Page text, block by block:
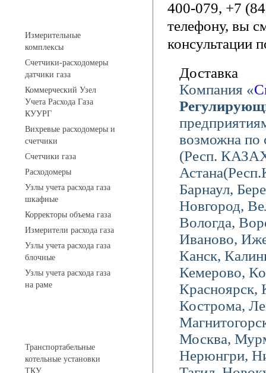
Измерительные
комплексы
Счетчики-расходомеры
датчики газа
Коммерческий Узел
Учета Расхода Газа
КУУРГ
Вихревые расходомеры и
счетчики
Счетчики газа
Расходомеры
Узлы учета расхода газа
шкафные
Корректоры объема газа
Измерители расхода газа
Узлы учета расхода газа
блочные
Узлы учета расхода газа
на раме
Транспортабельные
котельные установки
ТКУ
400-079, +7
телефону, вы
консультации
Доставка
Компания «
возможна по
(Респ.
Барнаул,
Новгород,
Вологда,
Иваново,
Канск,
Кемерово,
Кострома,
Москва,
Нерюнгри,